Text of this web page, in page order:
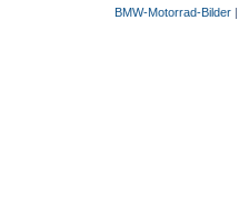
BMW-Motorrad-Bilder|